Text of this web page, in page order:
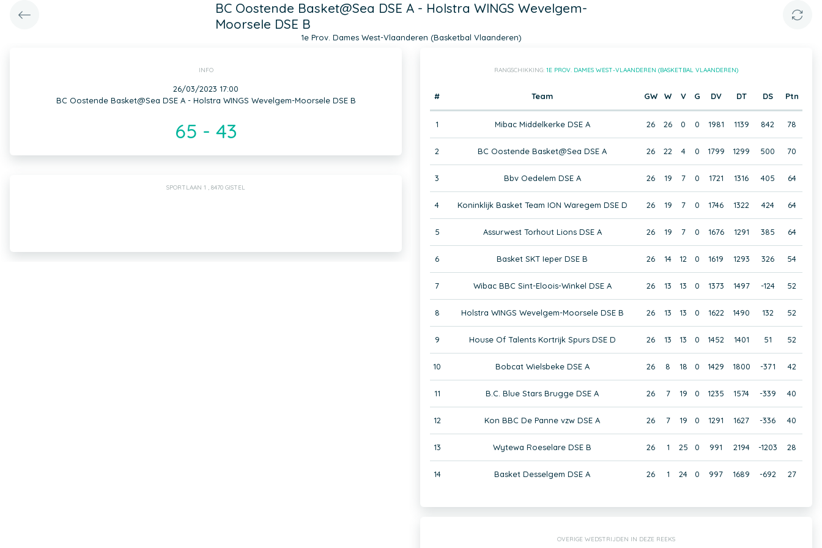
BC Oostende Basket@Sea DSE A - Holstra WINGS Wevelgem-
Moorsele DSE B
1e Prov. Dames West-Vlaanderen (Basketbal Vlaanderen)
INFO
26/03/2023 17:00
BC Oostende Basket@Sea DSE A - Holstra WINGS Wevelgem-Moorsele DSE B
65 - 43
SPORTLAAN 1 , 8470 GISTEL
RANGSCHIKKING: 1E PROV. DAMES WEST-VLAANDEREN (BASKETBAL VLAANDEREN)
# Team GW W V G DV DT DS Ptn
1 Mibac Middelkerke DSE A 26 26 0 0 1981 1139 842 78
2 BC Oostende Basket@Sea DSE A 26 22 4 0 1799 1299 500 70
3 Bbv Oedelem DSE A 26 19 7 0 1721 1316 405 64
4 Koninklijk Basket Team ION Waregem DSE D 26 19 7 0 1746 1322 424 64
5 Assurwest Torhout Lions DSE A 26 19 7 0 1676 1291 385 64
6 Basket SKT Ieper DSE B 26 14 12 0 1619 1293 326 54
7 Wibac BBC Sint-Eloois-Winkel DSE A 26 13 13 0 1373 1497 -124 52
8 Holstra WINGS Wevelgem-Moorsele DSE B 26 13 13 0 1622 1490 132 52
9 House Of Talents Kortrijk Spurs DSE D 26 13 13 0 1452 1401 51 52
10 Bobcat Wielsbeke DSE A 26 8 18 0 1429 1800 -371 42
11 B.C. Blue Stars Brugge DSE A 26 7 19 0 1235 1574 -339 40
12 Kon BBC De Panne vzw DSE A 26 7 19 0 1291 1627 -336 40
13 Wytewa Roeselare DSE B 26 1 25 0 991 2194 -1203 28
14 Basket Desselgem DSE A 26 1 24 0 997 1689 -692 27
OVERIGE WEDSTRIJDEN IN DEZE REEKS